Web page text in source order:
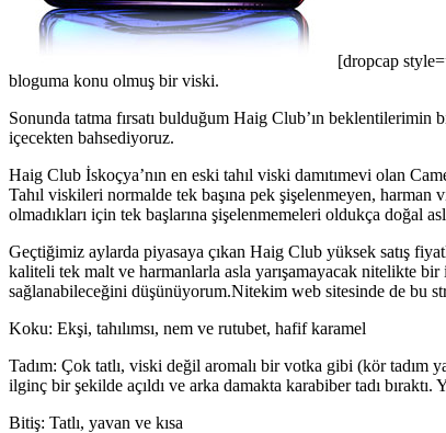
[dropcap
bloguma konu olmuş bir viski.
Sonunda tatma fırsatı bulduğum Haig Club’ın
içecekten bahsediyoruz.
Haig Club İskoçya’nın en eski tahıl viski damıtımevi olan
Tahıl viskileri normalde tek başına pek şişelenmeyen,
olmadıkları için tek başlarına şişelenmemeleri oldukça doğal
Geçtiğimiz aylarda piyasaya çıkan Haig Club yüksek satış
kaliteli tek malt ve harmanlarla asla yarışamayacak nitelikte
sağlanabileceğini düşünüyorum.Nitekim web sitesinde de bu
Koku: Ekşi, tahılımsı, nem ve rutubet, hafif karamel
Tadım: Çok tatlı, viski değil aromalı bir votka gibi (kör tadım
ilginç bir şekilde açıldı ve arka damakta karabiber tadı
Bitiş: Tatlı, yavan ve kısa